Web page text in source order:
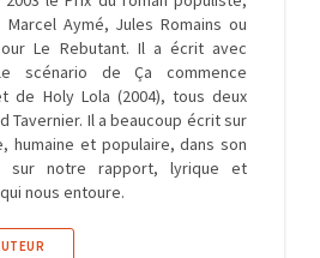
Aymé, Jules Romains ou
Le Rebutant. Il a écrit avec
scénario de Ça commence
de Holy Lola (2004), tous deux
Tavernier. Il a beaucoup écrit sur
humaine et populaire, dans son
sur notre rapport, lyrique et
nous entoure.